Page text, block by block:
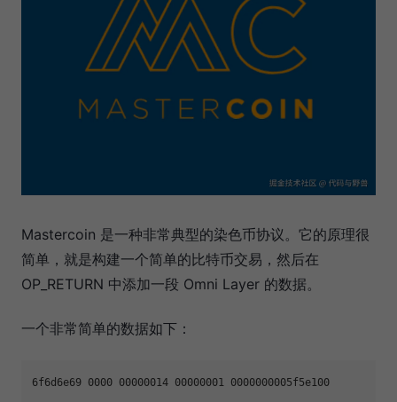
Mastercoin 是一种非常典型的染色币协议。它的原理很
简单，就是构建一个简单的比特币交易，然后在
OP_RETURN 中添加一段 Omni Layer 的数据。
一个非常简单的数据如下：